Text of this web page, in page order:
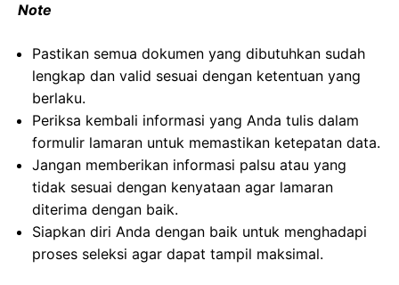
Note
Pastikan semua dokumen yang dibutuhkan sudah
lengkap dan valid sesuai dengan ketentuan yang
berlaku.
Periksa kembali informasi yang Anda tulis dalam
formulir lamaran untuk memastikan ketepatan data.
Jangan memberikan informasi palsu atau yang
tidak sesuai dengan kenyataan agar lamaran
diterima dengan baik.
Siapkan diri Anda dengan baik untuk menghadapi
proses seleksi agar dapat tampil maksimal.